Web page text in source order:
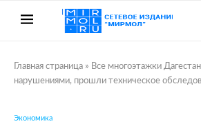
Главная страница » Все многоэтажки
нарушениями, прошли техническое
Экономика